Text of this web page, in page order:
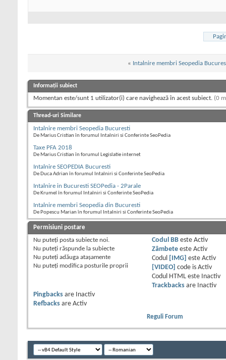
« Intalnire membri Seopedia
Informații subiect
Momentan este/sunt 1 utilizator(i) care navighează în acest subiect. (0
Thread-uri Similare
Intalnire membri Seopedia Bucuresti
De Marius Cristian în forumul Intalniri si Conferinte SeoPedia
Taxe PFA 2018
De Marius Cristian în forumul Legislatie internet
Intalnire SEOPEDIA Bucuresti
De Duca Adrian în forumul Intalniri si Conferinte SeoPedia
Intalnire in Bucuresti SEOPedia - 2Parale
De Krumel în forumul Intalniri si Conferinte SeoPedia
Intalnire membri Seopedia din Bucuresti
De Popescu Marian în forumul Intalniri si Conferinte SeoPedia
Permisiuni postare
Nu puteţi posta subiecte noi.
Nu puteţi răspunde la subiecte
Nu puteţi adăuga ataşamente
Nu puteţi modifica posturile proprii
Codul BBeste Activ
Zâmbeteeste Activ
Codul
[IMG] este Activ
[VIDEO]
code is Activ
Codul HTML este
Inactiv
Trackbacksare
Inactiv
Pingbacks are
Inactiv
Refbacks are Activ
Reguli Forum